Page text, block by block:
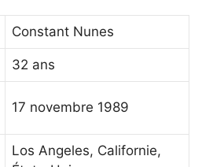
Constant Nunes
32 ans
17 novembre 1989
Los Angeles, Californie,